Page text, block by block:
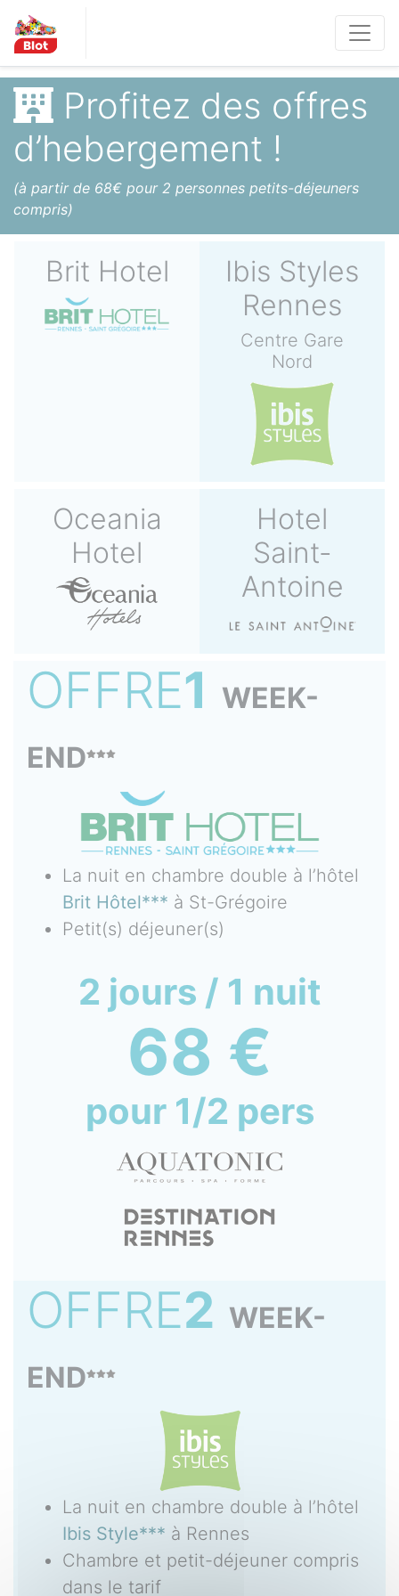
Profitez des offres
d’hebergement !
(à partir de 68€ pour 2 personnes petits-déjeuners
compris)
Brit Hotel
Ibis Styles
Rennes
Centre Gare
Nord
Oceania
Hotel
Hotel
Saint-
Antoine
OFFRE1 WEEK-
END
La nuit en chambre double à l’hôtel
Brit Hôtel*** à St-Grégoire
Petit(s) déjeuner(s)
2 jours / 1 nuit
68 €
pour 1/2 pers
OFFRE2 WEEK-
END
La nuit en chambre double à l’hôtel
Ibis Style*** à Rennes
Chambre et petit-déjeuner compris
dans le tarif
Panneau de gestion des cookies